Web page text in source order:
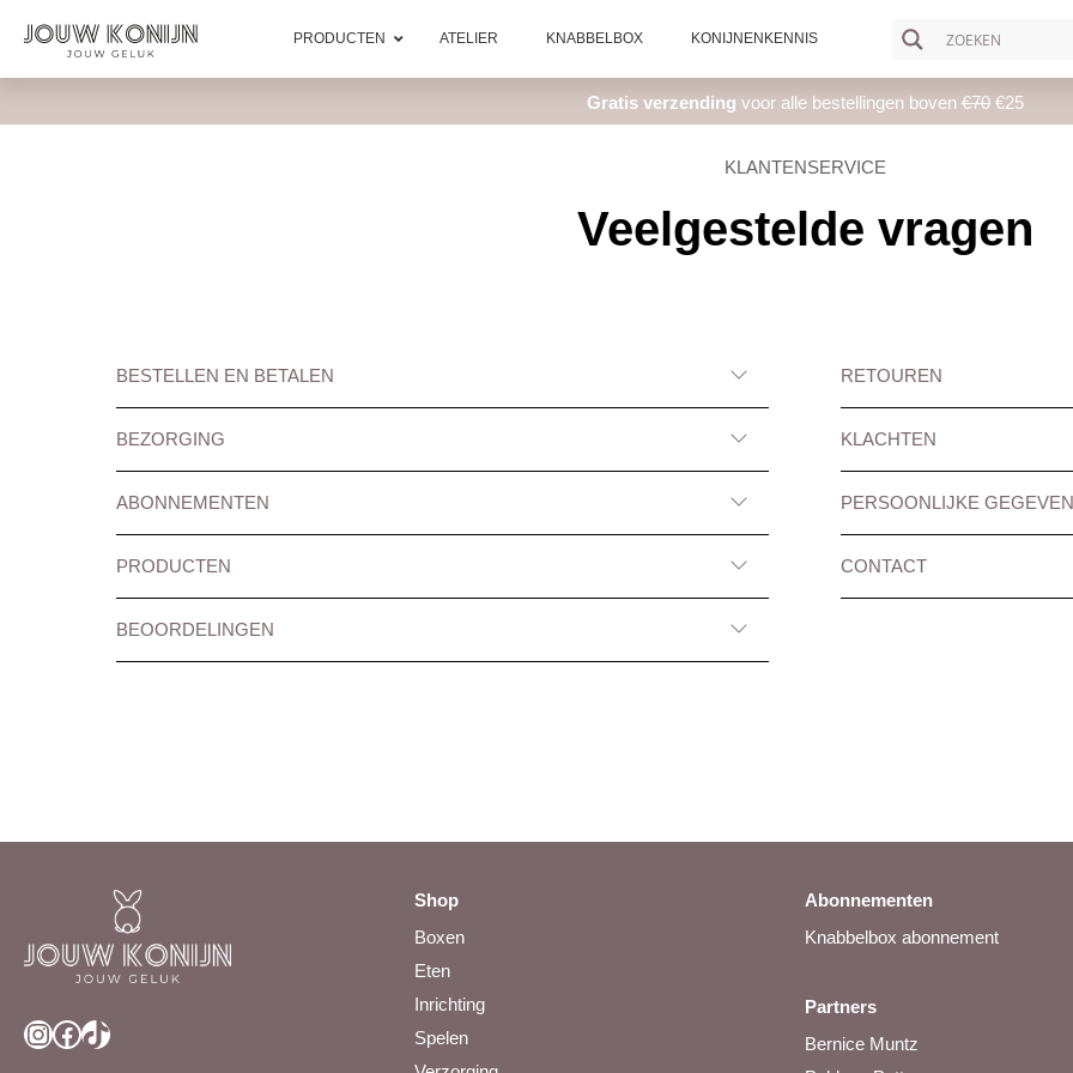
PRODUCTEN ATELIER KNABBELBOX KONIJNENKENNIS
Gratis verzending voor alle bestellingen boven€70€25
KLANTENSERVICE
Veelgestelde vragen
BESTELLEN EN BETALEN
BEZORGING
ABONNEMENTEN
PRODUCTEN
BEOORDELINGEN
RETOUREN
KLACHTEN
PERSOONLIJKE
CONTACT
InstagramFacebook TikTok
Shop
Boxen
Eten
Inrichting
Spelen
Abonnementen
Knabbelbox abonnement
Partners
Bernice Muntz